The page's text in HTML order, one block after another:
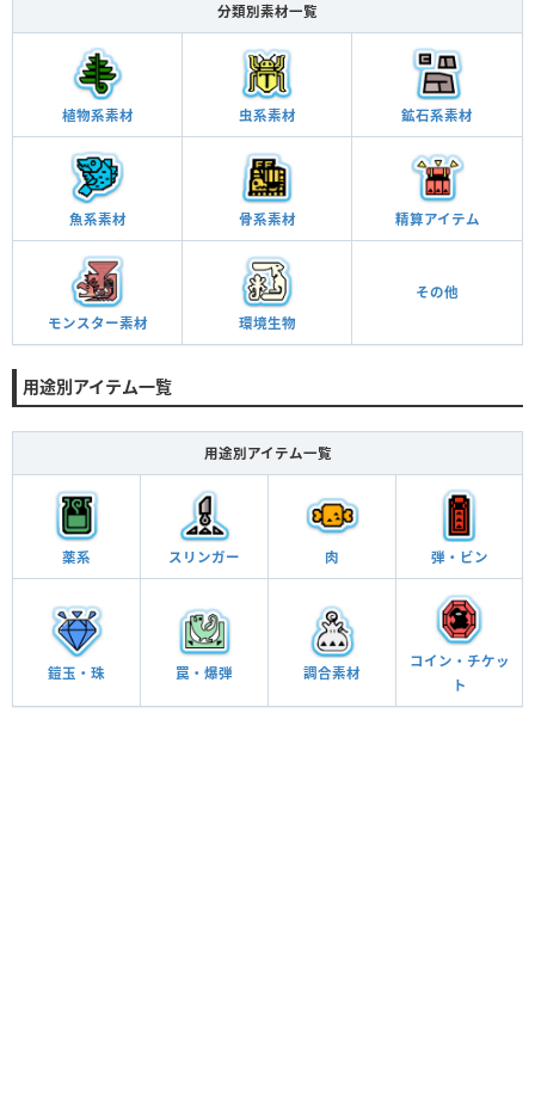
分類別素材一覧
植物系素材 虫系素材 鉱石系素材
魚系素材 骨系素材 精算アイテム
モンスター素材 環境生物
その他
用途別アイテム一覧
用途別アイテム一覧
薬系 スリンガー 肉 弾・ビン
鎧玉・珠 罠・爆弾 調合素材
コイン・チケッ
ト